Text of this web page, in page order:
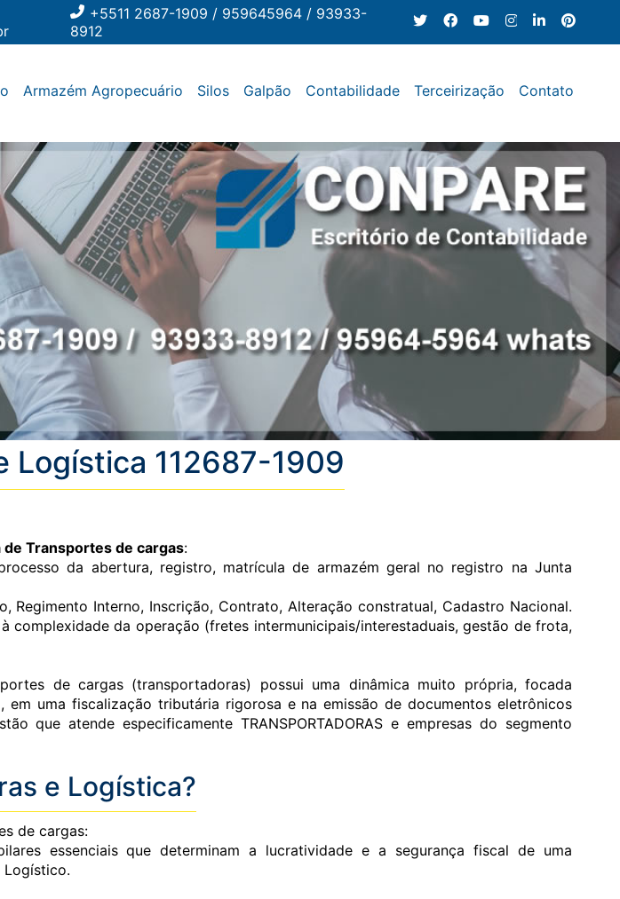
+5511 2687-1909 / 959645964 / 93933-
8912
Armazém Agropecuário Silos Galpão Contabilidade Terceirização Contato
Logística 112687-1909
Transportes de cargas:
da abertura, registro, matrícula de armazém geral no registro na Junta
Regimento Interno, Inscrição, Contrato, Alteração constratual, Cadastro Nacional.
complexidade da operação (fretes intermunicipais/interestaduais, gestão de frota,
de cargas (transportadoras) possui uma dinâmica muito própria, focada
uma fiscalização tributária rigorosa e na emissão de documentos eletrônicos
que atende especificamente TRANSPORTADORAS e empresas do segmento
e Logística?
de cargas:
essenciais que determinam a lucratividade e a segurança fiscal de uma
Logístico.